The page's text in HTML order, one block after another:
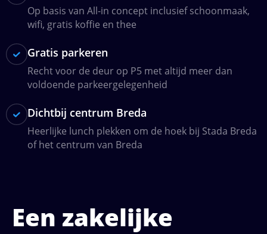
Op basis van All-in concept inclusief schoonmaak,
wifi, gratis koffie en thee
Gratis parkeren
Recht voor de deur op P5 met altijd meer dan
voldoende parkeergelegenheid
Dichtbij centrum Breda
Heerlijke lunch plekken om de hoek bij Stada Breda
of het centrum van Breda
Een zakelijke